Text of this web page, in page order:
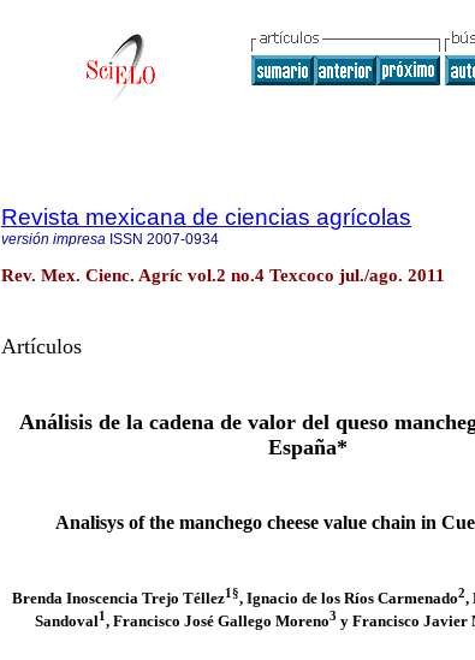
Revista mexicana de ciencias agrícolas
versión impresa ISSN 2007-0934
Rev. Mex. Cienc. Agríc vol.2 no.4 Texcoco jul./ago. 2011
Artículos
Análisis de la cadena de valor del queso
España*
Analisys of the manchego cheese value chain in
Brenda Inoscencia Trejo Téllez1§, Ignacio de los Ríos Carmenado2,
Sandoval1, Francisco José Gallego Moreno3 y Francisco Javier